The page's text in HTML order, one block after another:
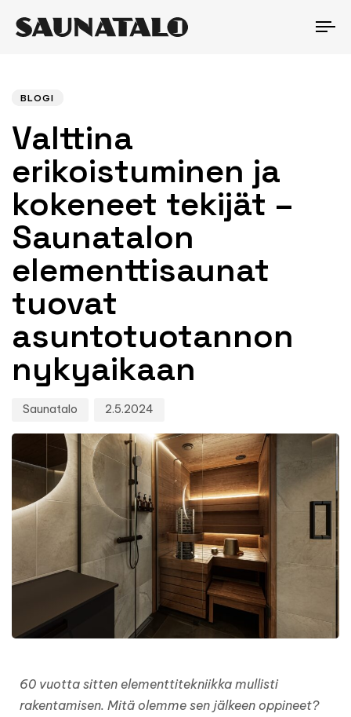
BLOGI
Valttina
erikoistuminen ja
kokeneet tekijät –
Saunatalon
elementtisaunat
tuovat
asuntotuotannon
nykyaikaan
Saunatalo 2.5.2024
60 vuotta sitten elementtitekniikka mullisti
rakentamisen. Mitä olemme sen jälkeen oppineet?